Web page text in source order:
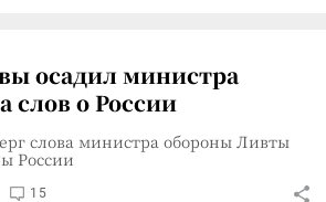
осадил министра
слов о России
слова министра обороны Ливты
России
15